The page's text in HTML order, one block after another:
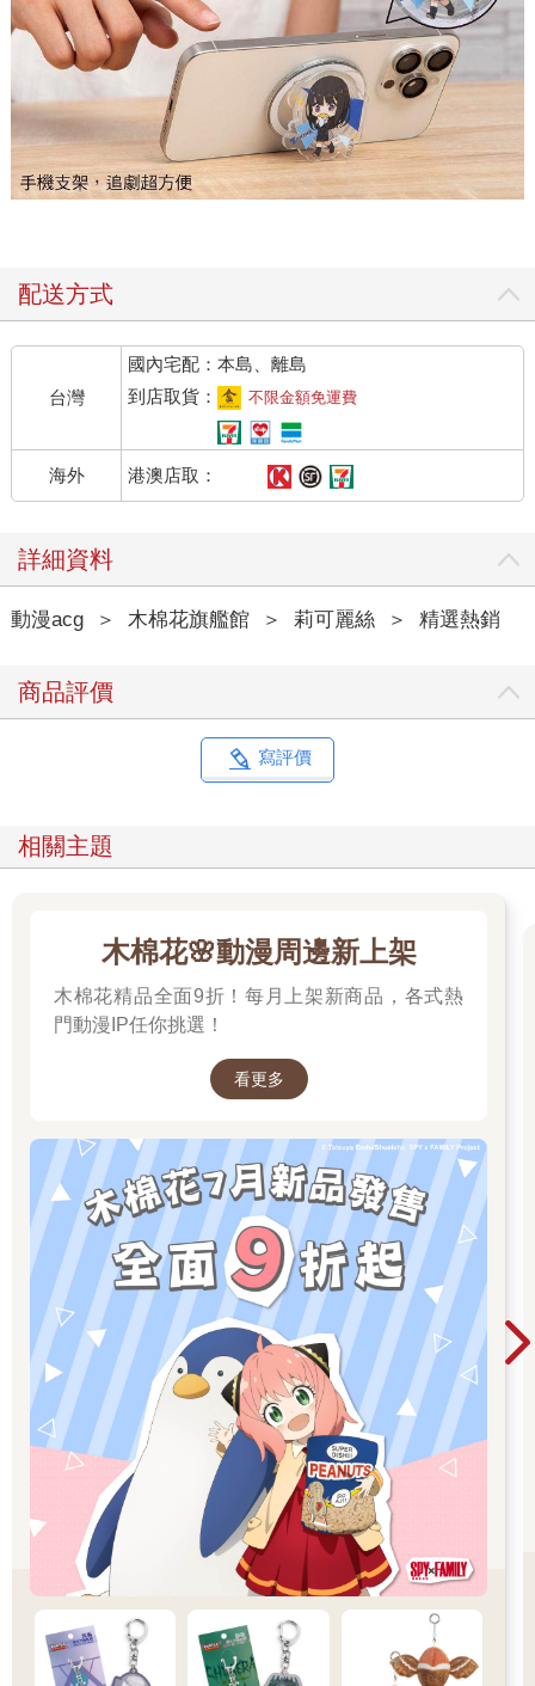
配送方式
台灣
國內宅配：本島、離島
到店取貨：
不限金額免運費
海外 港澳店取：
詳細資料
動漫acg ＞ 木棉花旗艦館 ＞ 莉可麗絲 ＞ 精選熱銷
商品評價
寫評價
相關主題
木棉花🌸動漫周邊新上架
木棉花精品全面9折！每月上架新商品，各式熱
門動漫IP任你挑選！
看更多